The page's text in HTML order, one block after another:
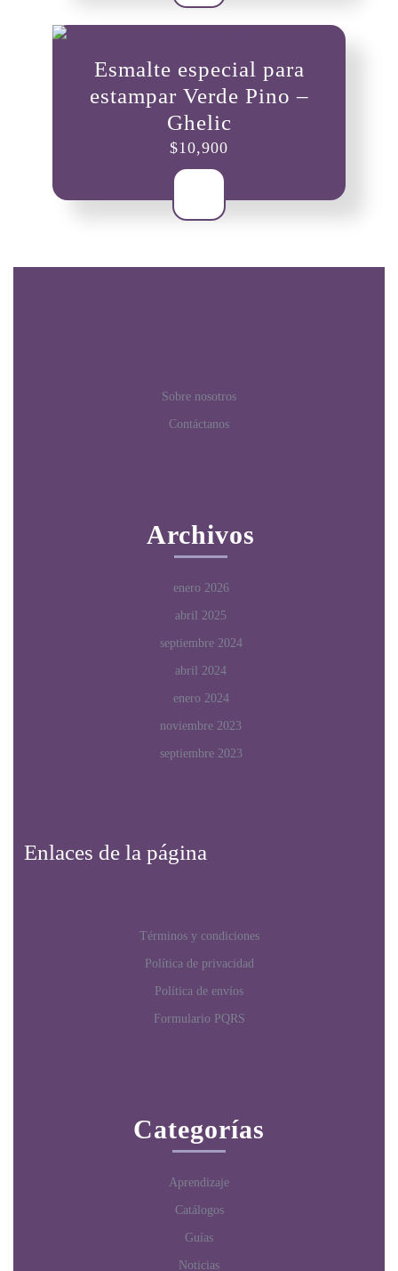
Esmalte especial para
estampar Verde Pino –
Ghelic
$10,900
Sobre nosotros
Contáctanos
Archivos
enero 2026
abril 2025
septiembre 2024
abril 2024
enero 2024
noviembre 2023
septiembre 2023
Enlaces de la página
Términos y condiciones
Política de privacidad
Política de envíos
Formulario PQRS
Categorías
Aprendizaje
Catálogos
Guías
Noticias